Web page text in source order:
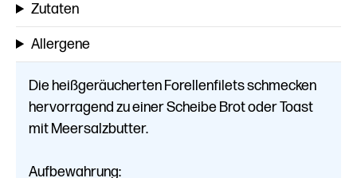
Zutaten
Allergene
Die heißgeräucherten Forellenfilets schmecken
hervorragend zu einer Scheibe Brot oder Toast
mit Meersalzbutter.
Aufbewahrung: